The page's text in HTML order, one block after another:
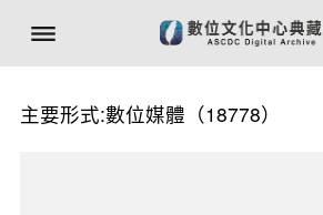
主要形式:數位媒體（18778）